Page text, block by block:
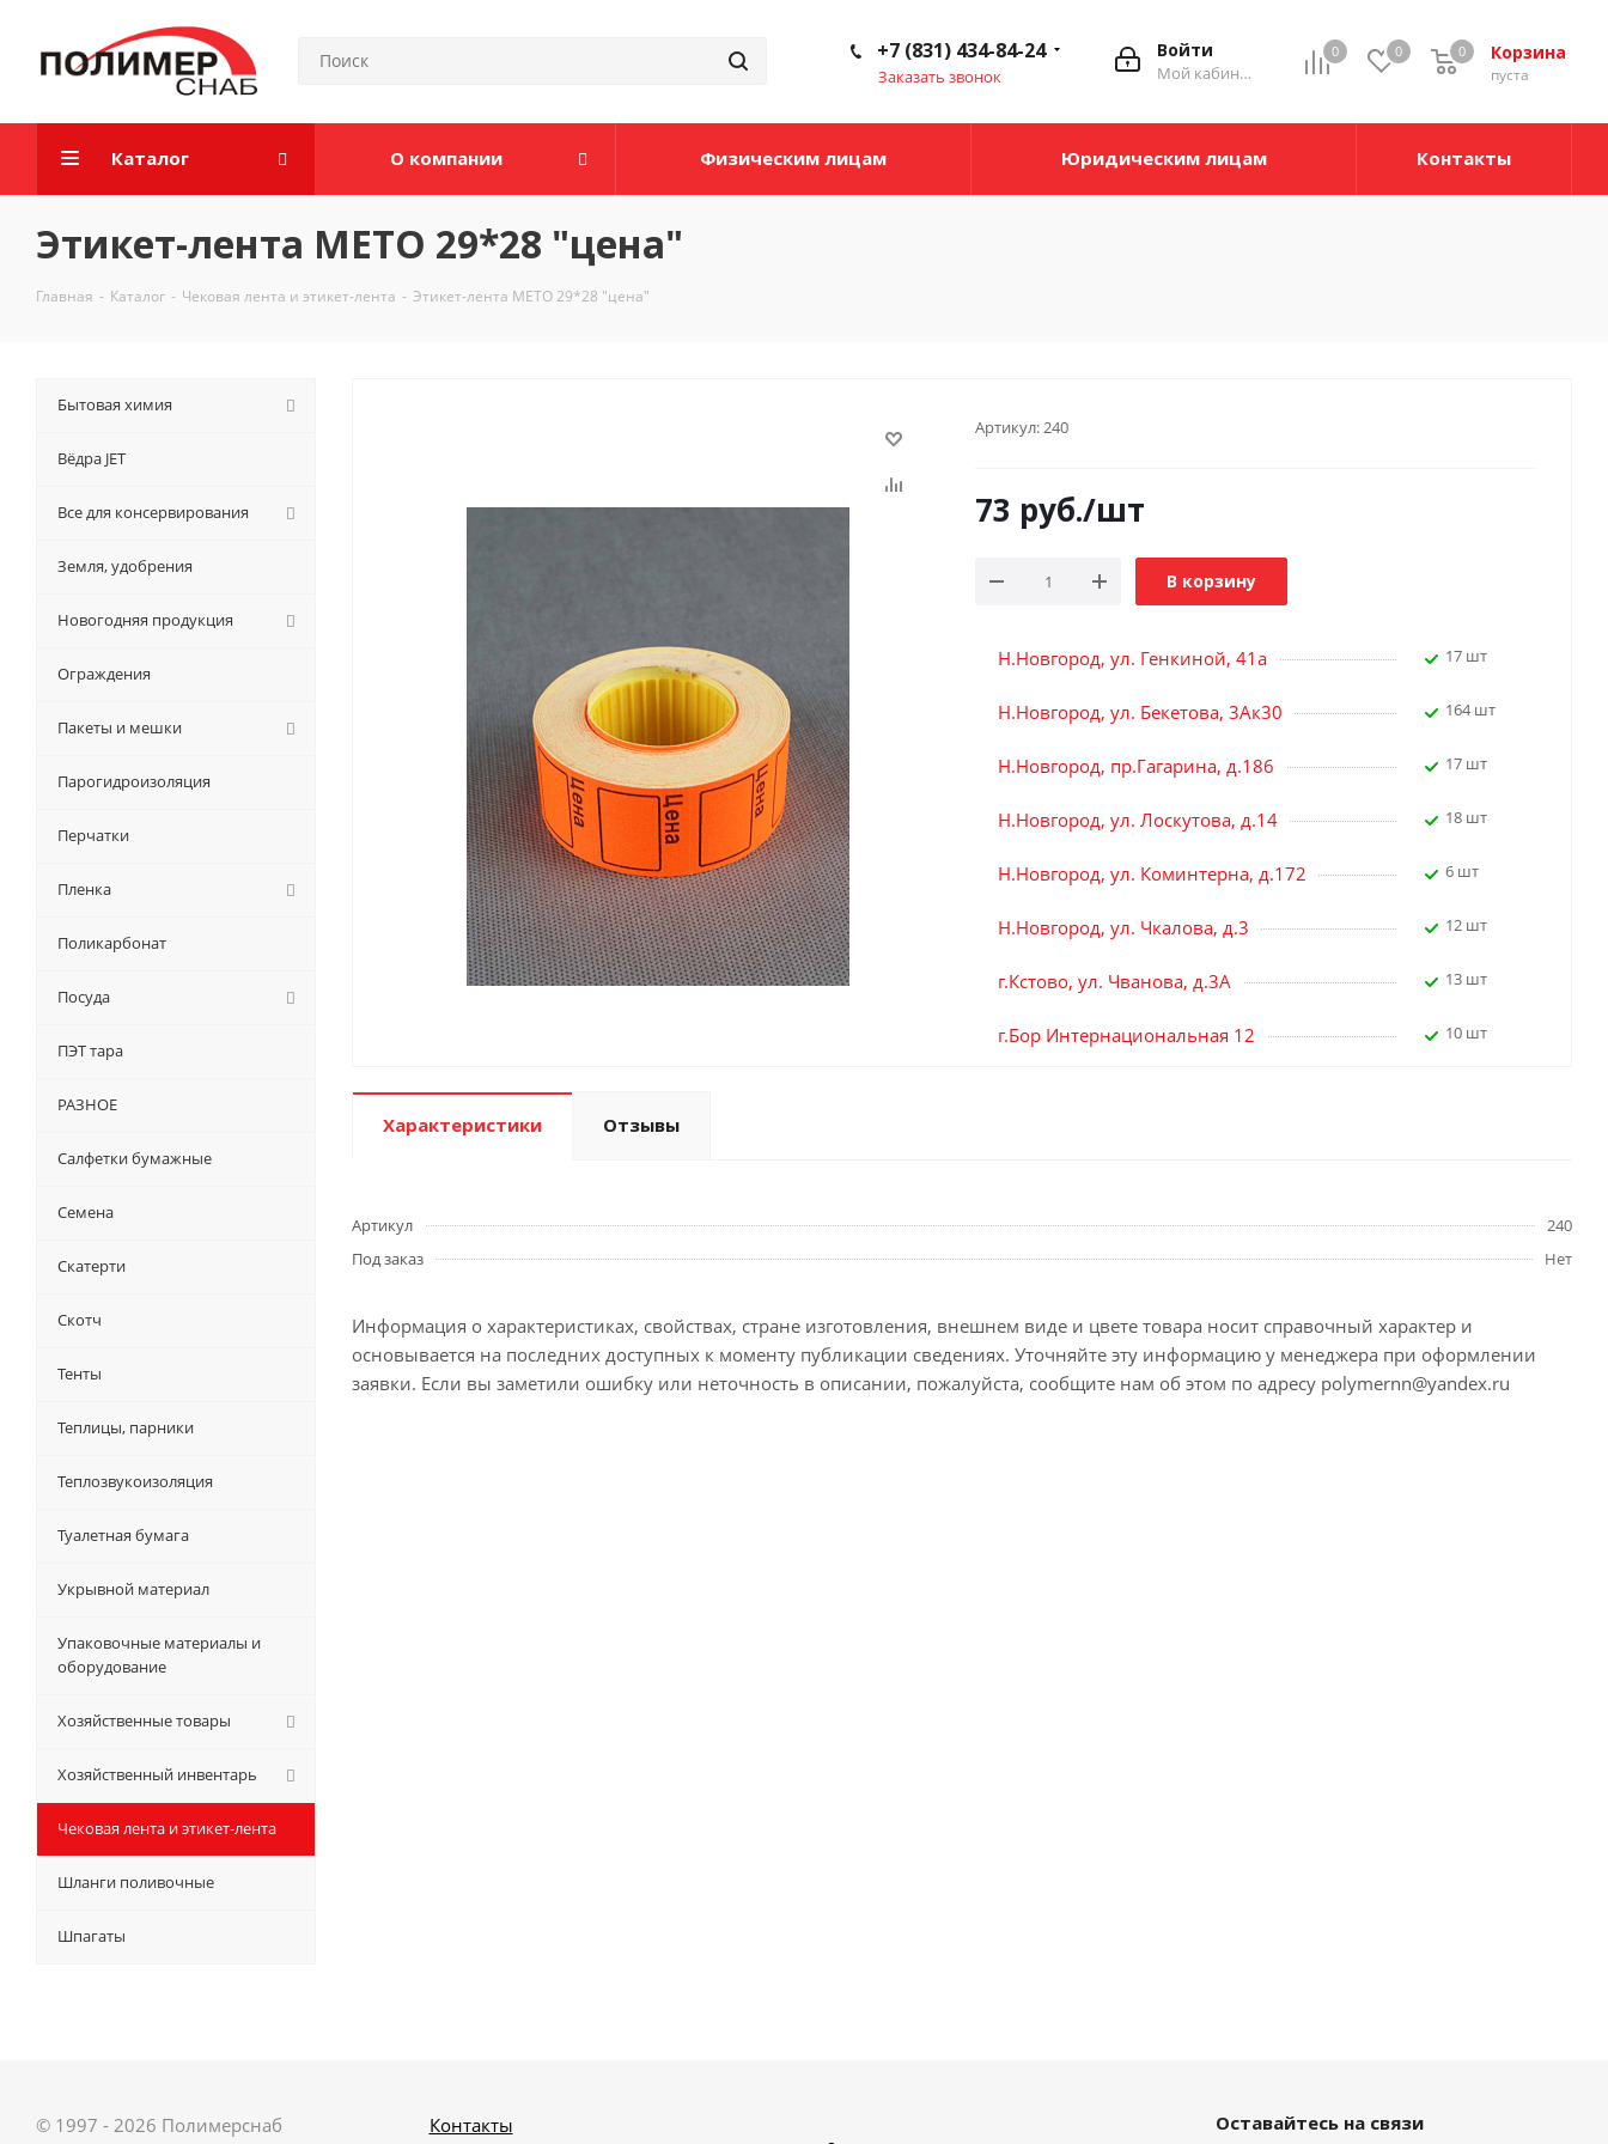
0 0 Корзина
пуста
0
Войти
Мой кабинет
+7 (831) 434-84-24
Заказать звонок
Каталог О компании Физическим лицам Юридическим лицам Контакты
Этикет-лента МЕТО 29*28 "цена"
Главная - Каталог - Чековая лента и этикет-лента - Этикет-лента МЕТО 29*28 "цена"
Артикул:240
73 руб./шт
В корзину
Н.Новгород, ул. Генкиной, 41а 17 шт
Н.Новгород, ул. Бекетова, 3Ак30 164 шт
Н.Новгород, пр.Гагарина, д.186 17 шт
Н.Новгород, ул. Лоскутова, д.14 18 шт
Н.Новгород, ул. Коминтерна, д.172 6 шт
Н.Новгород, ул. Чкалова, д.3 12 шт
г.Кстово, ул. Чванова, д.3А 13 шт
г.Бор Интернациональная 12 10 шт
Характеристики Отзывы
Артикул
240
Под заказ
Нет
Информация о характеристиках, свойствах, стране изготовления, внешнем виде и цвете товара носит справочный характер и
основывается на последних доступных к моменту публикации сведениях. Уточняйте эту информацию у менеджера при оформлении
заявки. Если вы заметили ошибку или неточность в описании, пожалуйста, сообщите нам об этом по адресу polymernn@yandex.ru
Бытовая химия
Вёдра JET
Все для консервирования
Земля, удобрения
Новогодняя продукция
Ограждения
Пакеты и мешки
Парогидроизоляция
Перчатки
Пленка
Поликарбонат
Посуда
ПЭТ тара
РАЗНОЕ
Салфетки бумажные
Семена
Скатерти
Скотч
Тенты
Теплицы, парники
Теплозвукоизоляция
Туалетная бумага
Укрывной материал
Упаковочные материалы и
оборудование
Хозяйственные товары
Хозяйственный инвентарь
Чековая лента и этикет-лента
Шланги поливочные
Шпагаты
© 1997 - 2026 Полимерснаб Контакты Оставайтесь на связи